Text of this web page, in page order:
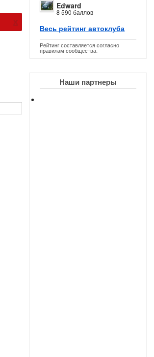
Edward
8 590 баллов
Весь рейтинг автоклуба
Рейтинг составляется согласно
правилам сообщества.
Наши партнеры
х